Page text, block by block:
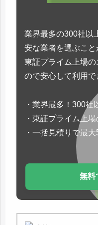
業界最多の300社以
安な業者を選ぶこと
東証プライム上場
ので安心して利用で
・業界最多！300
・東証プライム上
・一括見積りで最
無料